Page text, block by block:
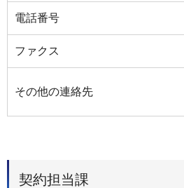
電話番号
ファクス
その他の連絡先
契約担当課